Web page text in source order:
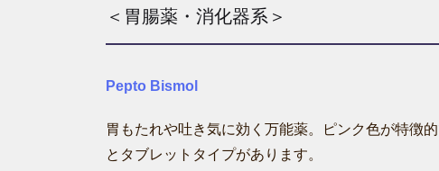
＜胃腸薬・消化器系＞
Pepto Bismol
胃もたれや吐き気に効く万能薬。ピンク色が特徴
とタブレットタイプがあります。